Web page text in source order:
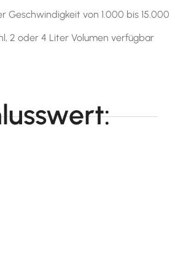
Geschwindigkeit von 1.000 bis 15.000
2 oder 4 Liter Volumen verfügbar